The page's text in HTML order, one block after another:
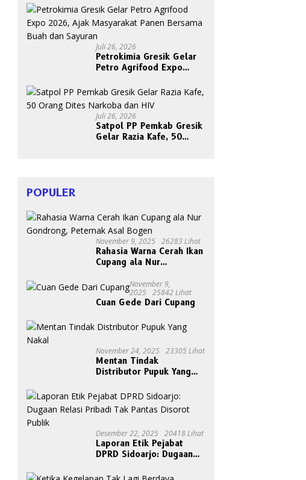
Bersama Abang Becak
Juli 26, 2026
Petrokimia Gresik Gelar
Petro Agrifood Expo
Panen Bersama Buah dan
Sayuran
Juli 26, 2026
Satpol PP Pemkab Gresik
Gelar Razia Kafe, 50
POPULER
November 9, 2025 26283 Lihat
Rahasia Warna Cerah Ikan
Cupang ala Nur
Bogen
November 9,
2025
25842 Lihat
Cuan Gede Dari Cupang
November 24, 2025 23305 Lihat
Mentan Tindak
Distributor Pupuk Yang
Desember 22, 2025 20418 Lihat
Laporan Etik Pejabat
DPRD Sidoarjo: Dugaan
Disorot Publik